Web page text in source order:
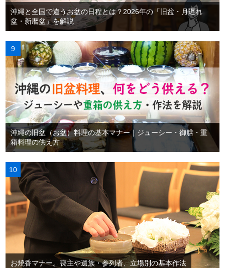
沖縄と全国で違うお盆の日程とは？2026年の「旧盆・月遅れ
盆・新暦盆」を解説
沖縄の旧盆（お盆）料理の基本マナー｜ジューシー・御膳・重
箱料理の供え方
お焼香マナー。喪主や遺族・参列者、立場別の基本作法